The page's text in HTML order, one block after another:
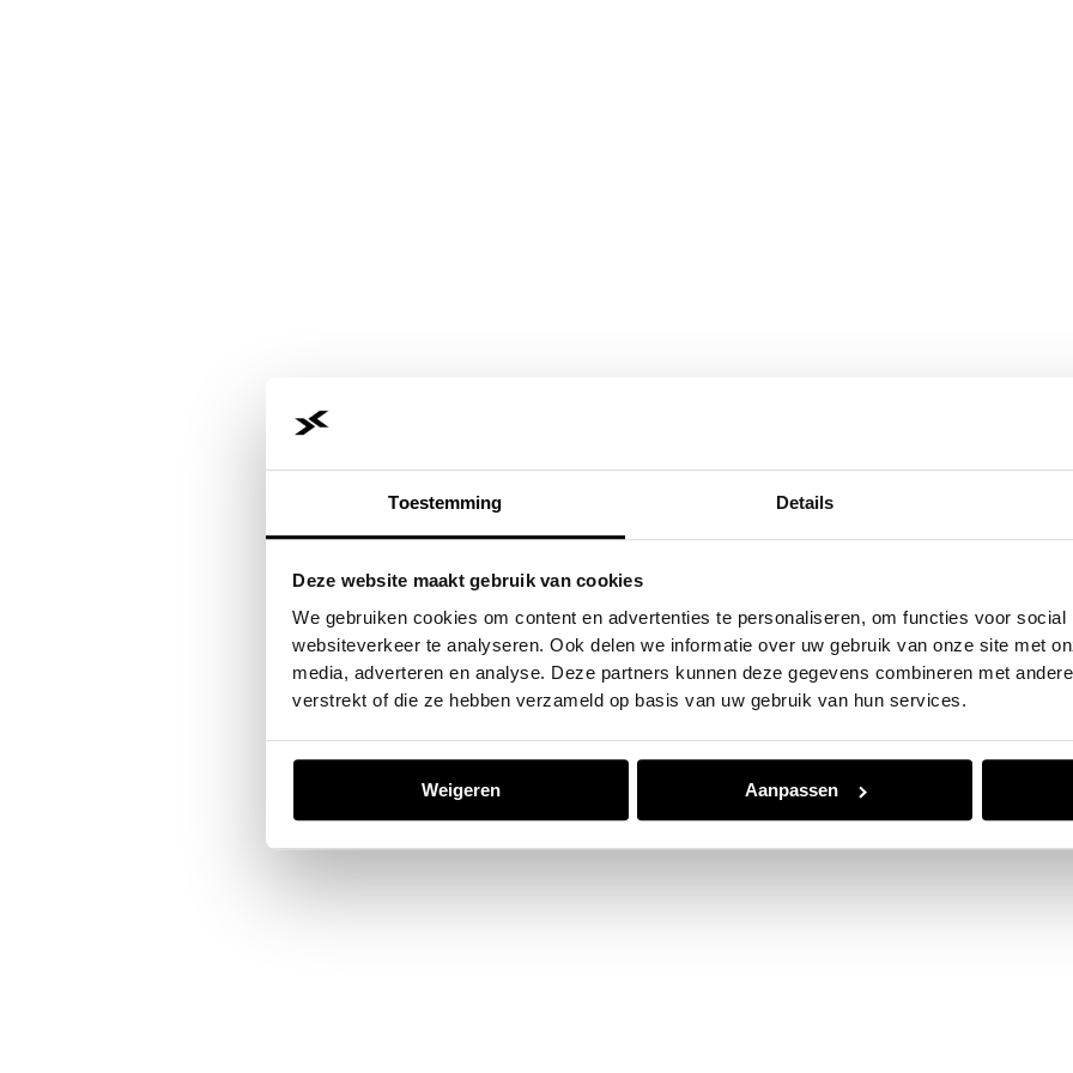
Toestemming Details
Deze website maakt gebruik van cookies
We gebruiken cookies om content en advertenties te personaliseren, om functies voor
websiteverkeer te analyseren. Ook delen we informatie over uw gebruik van onze site met
media, adverteren en analyse. Deze partners kunnen deze gegevens combineren met
verstrekt of die ze hebben verzameld op basis van uw gebruik van hun services.
Weigeren Aanpassen
Application error: aclient-side exception has occurred while loadingwww.jvk.nl(see the